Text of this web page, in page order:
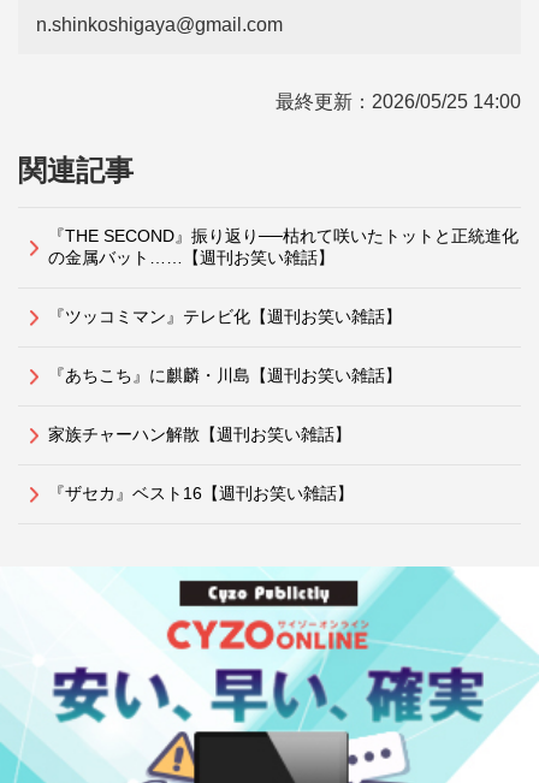
n.shinkoshigaya@gmail.com
最終更新： 2026/05/25 14:00
関連記事
『THE SECOND』振り返り──枯れて咲いたトットと正統進化
の金属バット……【週刊お笑い雑話】
『ツッコミマン』テレビ化【週刊お笑い雑話】
『あちこち』に麒麟・川島【週刊お笑い雑話】
家族チャーハン解散【週刊お笑い雑話】
『ザセカ』ベスト16【週刊お笑い雑話】